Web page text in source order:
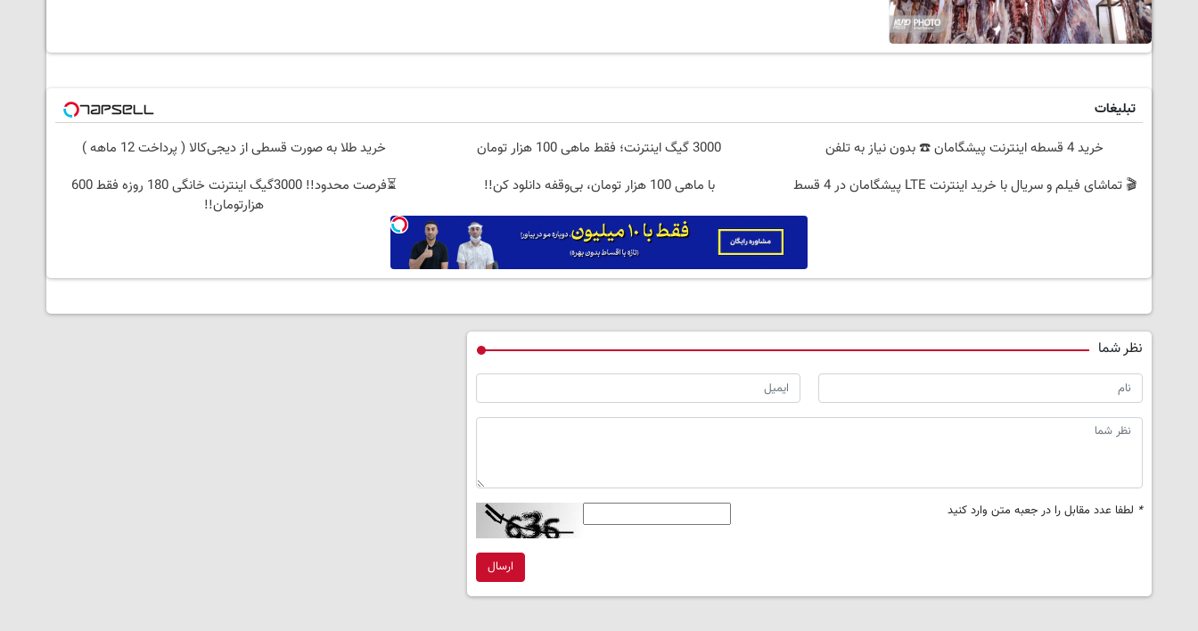
تبلیغات
خرید 4 قسطه اینترنت پیشگامان ☎️ بدون نیاز به تلفن
3000 گیگ اینترنت؛ فقط ماهی 100 هزار تومان
خرید طلا به صورت قسطی از دیجی‌کالا ( پرداخت 12 ماهه )
🎬 تماشای فیلم و سریال با خرید اینترنت LTE پیشگامان در 4 قسط
با ماهی 100 هزار تومان، بی‌وقفه دانلود کن!!
⏳فرصت محدود!! 3000گیگ اینترنت خانگی 180 روزه فقط 600
هزارتومان!!
نظر شما
* لطفا عدد مقابل را در جعبه متن وارد کنید
ارسال